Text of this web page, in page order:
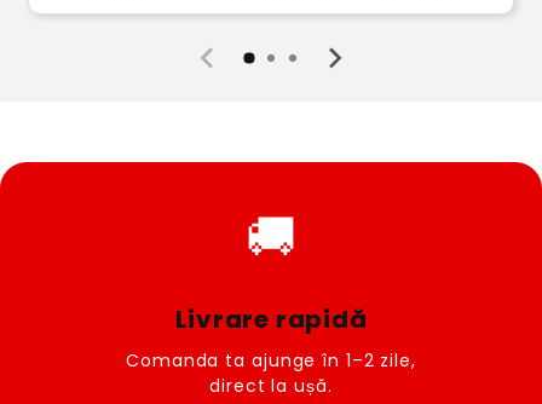
🚚
Livrare rapidă
Comanda ta ajunge în 1–2 zile,
direct la ușă.